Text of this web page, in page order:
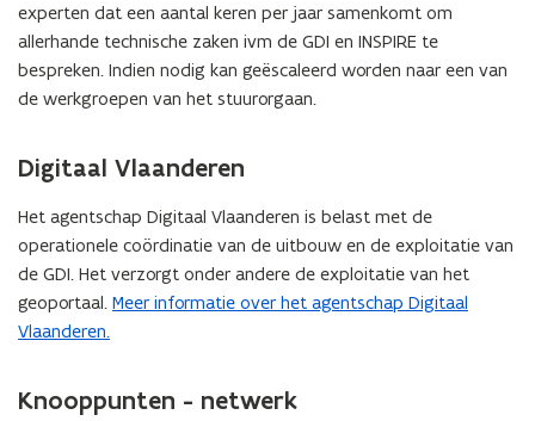
c
a
t
i
experten dat een aantal keren per jaar samenkomt om
allerhande technische zaken ivm de GDI en INSPIRE te
bespreken. Indien nodig kan geëscaleerd worden naar een van
de werkgroepen van het stuurorgaan.
Digitaal Vlaanderen
Het agentschap Digitaal Vlaanderen is belast met de
operationele coördinatie van de uitbouw en de exploitatie van
de GDI. Het verzorgt onder andere de exploitatie van het
geoportaal. Meer informatie over het agentschap Digitaal
Vlaanderen.
Knooppunten - netwerk